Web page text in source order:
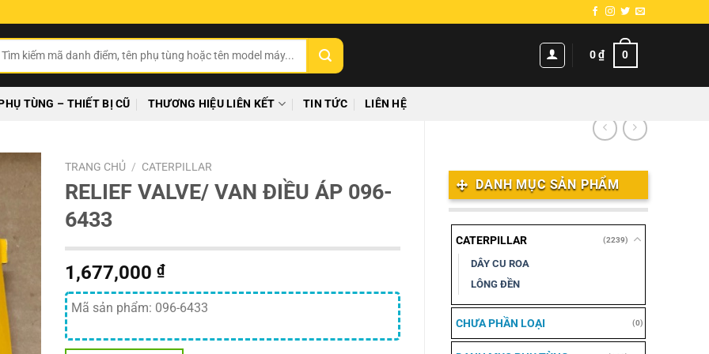
0₫ 0
TÙNG – THIẾT BỊ CŨ THƯƠNG HIỆU LIÊN KẾT TIN TỨC LIÊN HỆ
DANH MỤC SẢN PHẨM
CATERPILLAR (2239)
DÂY CU ROA
LÔNG ĐỀN
CHƯA PHẦN LOẠI (0)
TRANG CHỦ / CATERPILLAR
RELIEF VALVE/ VAN ĐIỀU ÁP 096-
6433
1,677,000₫
Mã sản phẩm: 096-6433